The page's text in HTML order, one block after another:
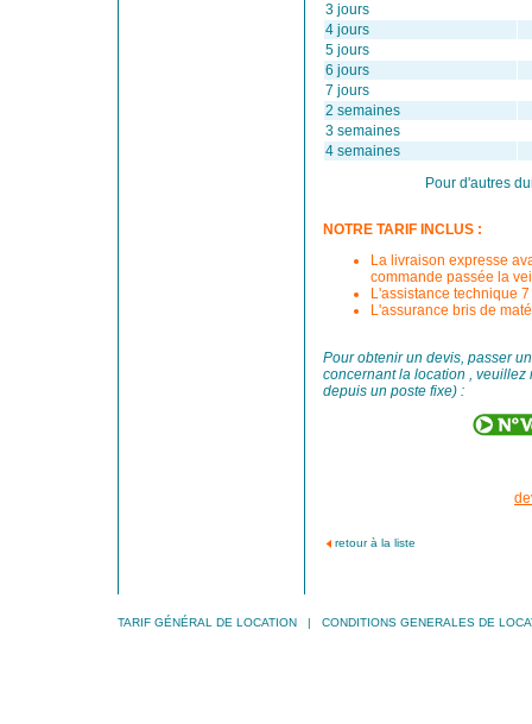
3 jours
4 jours
5 jours
6 jours
7 jours
2 semaines
3 semaines
4 semaines
Pour d'autres
NOTRE TARIF INCLUS :
La livraison expresse
commande passée la
L'assistance technique
L'assurance bris de
Pour obtenir un devis, passer
concernant la location ,
depuis un poste fixe) :
retour à la liste
TARIF GÉNÉRAL DE LOCATION| CONDITIONS GENERALES DE